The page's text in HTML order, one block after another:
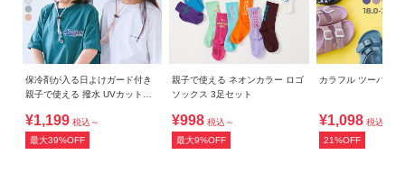
保冷剤が入る日よけガード付き
親子で使える 撥水 UVカットフ
¥1,199 税込～
最大39%OFF
親子で使える ネオンカラー ロゴ
ソックス 3足セット
¥998 税込～
最大9%OFF
カラフル ツーバン
¥1,098 税込
21%OFF